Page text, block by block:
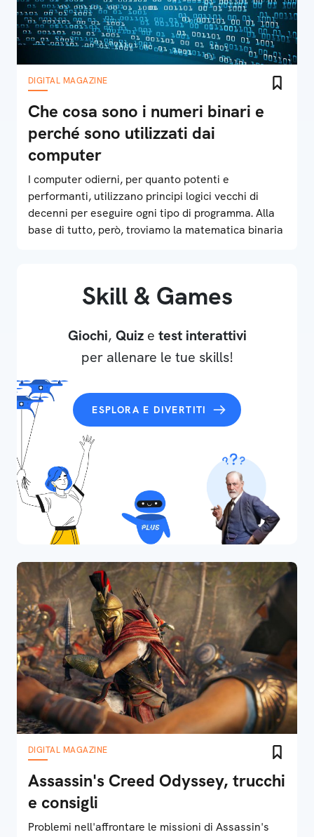
DIGITAL MAGAZINE
Che cosa sono i numeri binari e
perché sono utilizzati dai
computer
I computer odierni, per quanto potenti e
performanti, utilizzano principi logici vecchi di
decenni per eseguire ogni tipo di programma. Alla
base di tutto, però, troviamo la matematica binaria
Skill & Games
Giochi, Quize test interattivi
per allenare le tue skills!
ESPLORA E DIVERTITI
DIGITAL MAGAZINE
Assassin's Creed Odyssey, trucchi
e consigli
Problemi nell'affrontare le missioni di Assassin's